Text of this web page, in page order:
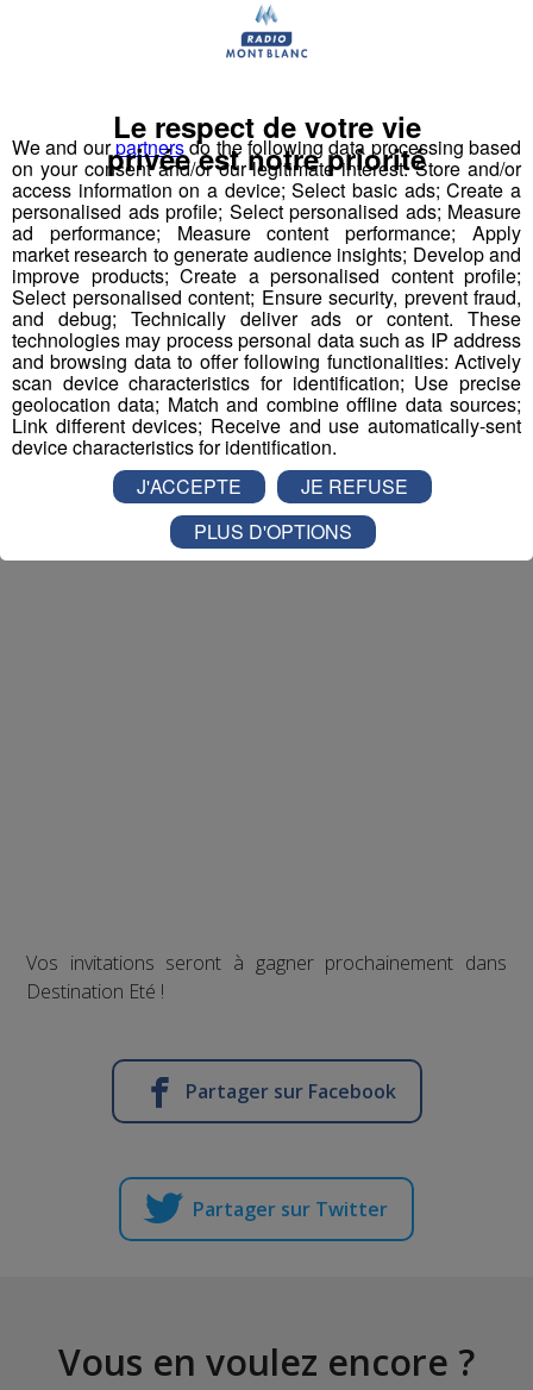
Déstination été ! Une question...une destination !
Nous vous poserons une question, a vous de faire le
entrées pour un maximum d'activités dans la région !
Inscription par téléphone toute la journée pour
participer aux 2 tirages au sort par jour à 8h45 et 17h45.
Appelez le standard au 04 50 58 24 09
Pour cette semaine on vous offre vos entrées pour vous
et la personne de votre choix pourWALIBI RHONE
ALPES!
Nathan est allé tester pour vousVerticalp Émosson,
dans la Vallée du Trient:
Vos invitations seront à gagner prochainement dans
Destination Eté !
Partager sur Facebook
Partager sur Twitter
Vous en voulez encore ?
We and ourpartnersdo the following data processing based
on your consent and/or our legitimate interest: Store and/or
access information on a device; Select basic ads; Create a
personalised ads profile; Select personalised ads; Measure
ad performance; Measure content performance; Apply
market research to generate audience insights; Develop and
improve products; Create a personalised content profile;
Select personalised content; Ensure security, prevent fraud,
and debug; Technically deliver ads or content. These
technologies may process personal data such as IP address
and browsing data to offer following functionalities: Actively
scan device characteristics for identification; Use precise
geolocation data; Match and combine offline data sources;
Link different devices; Receive and use automatically-sent
device characteristics for identification.
Le respect de votre vie
privée est notre priorité
J'ACCEPTE
JE REFUSE
PLUS D'OPTIONS